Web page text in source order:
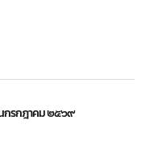
นกรกฎาคม ๒๕๖๙